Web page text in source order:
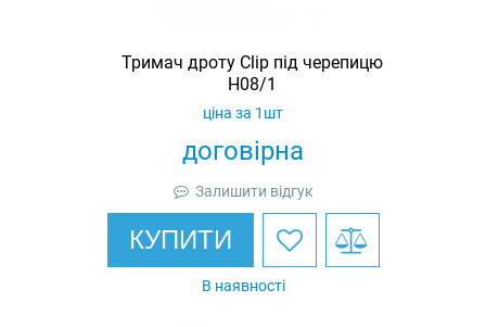
Тримач дроту Clip під черепицю
H08/1
договірна
ціна за 1шт
Залишити відгук
КУПИТИ
В наявності